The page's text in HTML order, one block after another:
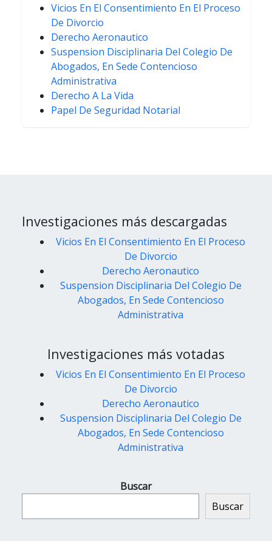
Vicios En El Consentimiento En El Proceso
De Divorcio
Derecho Aeronautico
Suspension Disciplinaria Del Colegio De
Abogados, En Sede Contencioso
Administrativa
Derecho A La Vida
Papel De Seguridad Notarial
Investigaciones más descargadas
Vicios En El Consentimiento En El Proceso
De Divorcio
Derecho Aeronautico
Suspension Disciplinaria Del Colegio De
Abogados, En Sede Contencioso
Administrativa
Investigaciones más votadas
Vicios En El Consentimiento En El Proceso
De Divorcio
Derecho Aeronautico
Suspension Disciplinaria Del Colegio De
Abogados, En Sede Contencioso
Administrativa
Buscar
Buscar